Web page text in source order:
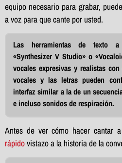
equipo necesario para grabar,
a voz para que cante por usted.
Las herramientas de texto
«Synthesizer V Studio» o
vocales expresivas y realistas
vocales y las letras pueden
interfaz similar a la de un
e incluso sonidos de respiración.
Antes de ver cómo hacer cantar
rápidovistazo a la historia de la